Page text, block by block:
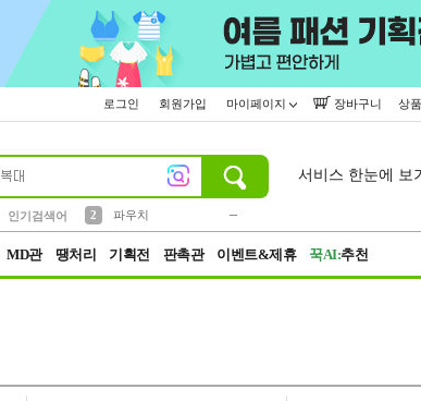
로그인 회원가입 마이페이지 장바구니 상
인기검색어
2
파우치
서비스 한눈에 보기
MD관 땡처리 기획전 판촉관 이벤트&제휴 꾹AI:추천